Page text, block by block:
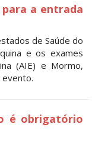
a entrada
de Saúde do
e os exames
(AIE) e Mormo,
é obrigatório